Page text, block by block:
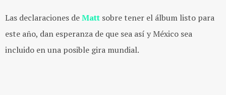
Las declaraciones deMatt sobre tener el álbum listo para
este año, dan esperanza de que sea así y México sea
incluido en una posible gira mundial.